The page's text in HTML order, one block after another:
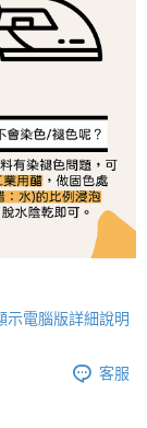
示電腦版詳細說明
客服